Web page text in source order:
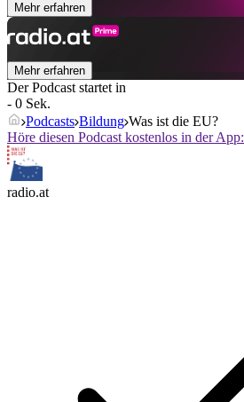
Mehr erfahren
Mehr erfahren
Der Podcast startet in
- 0 Sek.
Podcasts Bildung Was ist die EU?
Höre diesen Podcast kostenlos in der App:
radio.at